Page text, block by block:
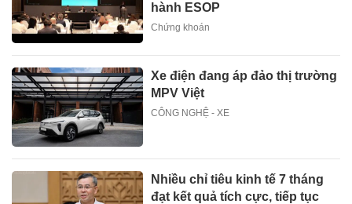
hành ESOP
Chứng khoán
Xe điện đang áp đảo thị trường
MPV Việt
CÔNG NGHỆ - XE
Nhiều chỉ tiêu kinh tế 7 tháng
đạt kết quả tích cực, tiếp tục